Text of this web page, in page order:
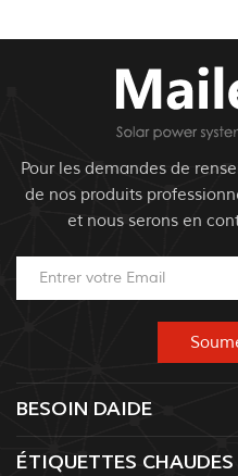
Pour les demandes de
de nos produits
et nous serons en
BESOIN DAIDE
ÉTIQUETTES CHAUDES